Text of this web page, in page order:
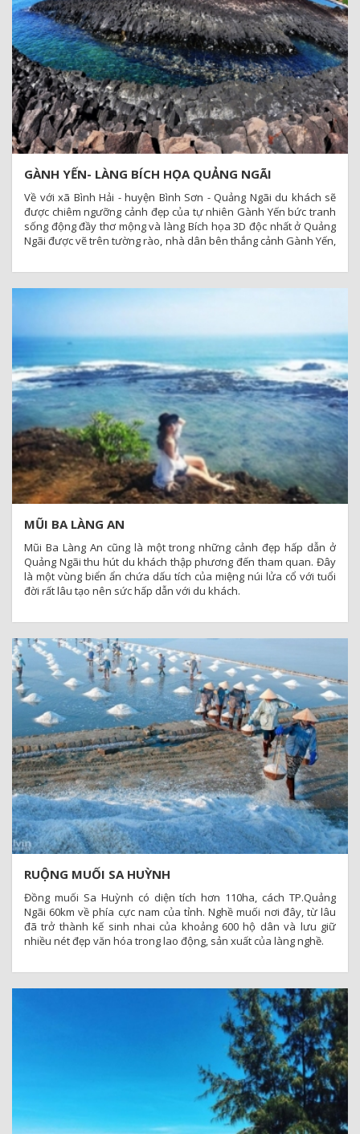
GÀNH YẾN- LÀNG BÍCH HỌA QUẢNG NGÃI
Về với xã Bình Hải - huyện Bình Sơn - Quảng Ngãi du khách sẽ
được chiêm ngưỡng cảnh đẹp của tự nhiên Gành Yến bức tranh
sống động đầy thơ mộng và làng Bích họa 3D độc nhất ở Quảng
Ngãi được vẽ trên tường rào, nhà dân bên thắng cảnh Gành Yến,
MŨI BA LÀNG AN
Mũi Ba Làng An cũng là một trong những cảnh đẹp hấp dẫn ở
Quảng Ngãi thu hút du khách thập phương đến tham quan. Đây
là một vùng biển ẩn chứa dấu tích của miệng núi lửa cổ với tuổi
đời rất lâu tạo nên sức hấp dẫn với du khách.
RUỘNG MUỐI SA HUỲNH
Đồng muối Sa Huỳnh có diện tích hơn 110ha, cách TP.Quảng
Ngãi 60km về phía cực nam của tỉnh. Nghề muối nơi đây, từ lâu
đã trở thành kế sinh nhai của khoảng 600 hộ dân và lưu giữ
nhiều nét đẹp văn hóa trong lao động, sản xuất của làng nghề.